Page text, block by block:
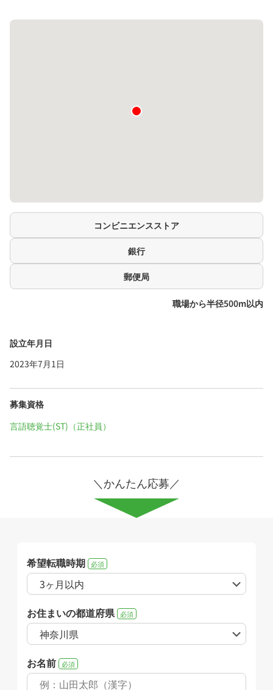
コンビニエンスストア
銀行
郵便局
職場から半径500m以内
設立年月日
2023年7月1日
募集資格
言語聴覚士(ST)（正社員）
＼かんたん応募／
希望転職時期 必須
お住まいの都道府県 必須
お名前 必須